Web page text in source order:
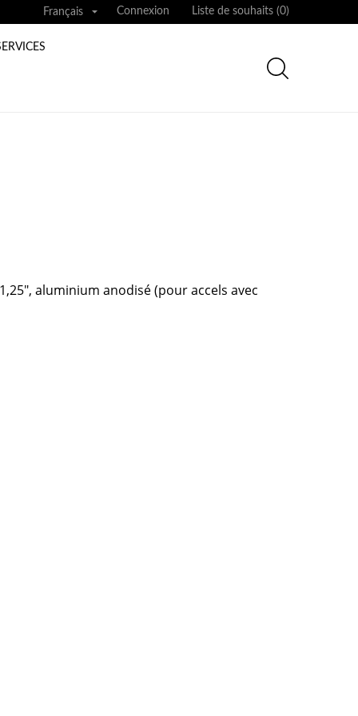
Français  Connexion Liste de souhaits (0)
aluminium anodisé (pour accels avec